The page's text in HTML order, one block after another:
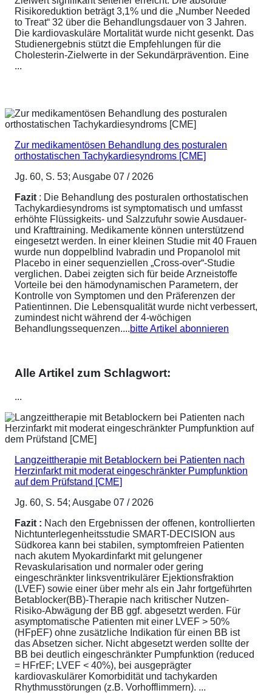
Risikoreduktion beträgt 3,1% und die „Number Needed
to Treat“ 32 über die Behandlungsdauer von 3 Jahren.
Die kardiovaskuläre Mortalität wurde nicht gesenkt. Das
Studienergebnis stützt die Empfehlungen für die
Cholesterin-Zielwerte in der Sekundärprävention. Eine
...
Zur medikamentösen Behandlung des posturalen
orthostatischen Tachykardiesyndroms [CME]
Jg. 60, S. 53; Ausgabe 07 / 2026
Fazit : Die Behandlung des posturalen orthostatischen
Tachykardiesyndroms ist symptomatisch und umfasst
erhöhte Flüssigkeits- und Salzzufuhr sowie Ausdauer-
und Krafttraining. Medikamente können unterstützend
eingesetzt werden. In einer kleinen Studie mit 40 Frauen
wurde nun doppelblind Ivabradin und Propanolol mit
Placebo in einer sequenziellen „Cross-over“-Studie
verglichen. Dabei zeigten sich für beide Arzneistoffe
Vorteile bei den hämodynamischen Parametern, der
Kontrolle von Symptomen und den Präferenzen der
Patientinnen. Die Lebensqualität wurde nicht verbessert,
zumindest nicht während der 4-wöchigen
Behandlungssequenzen....bitte Artikel abonnieren
Alle Artikel zum Schlagwort:
...
Langzeittherapie mit Betablockern bei Patienten nach
Herzinfarkt mit moderat eingeschränkter Pumpfunktion
auf dem Prüfstand [CME]
Jg. 60, S. 54; Ausgabe 07 / 2026
Fazit : Nach den Ergebnissen der offenen, kontrollierten
Nichtunterlegenheitsstudie SMART-DECISION aus
Südkorea kann bei stabilen, symptomfreien Patienten
nach akutem Myokardinfarkt mit gelungener
Revaskularisation und normaler oder gering
eingeschränkter linksventrikulärer Ejektionsfraktion
(LVEF) sowie einer über mehr als ein Jahr fortgeführten
Betablocker(BB)-Therapie nach kritischer Nutzen-
Risiko-Abwägung der BB ggf. abgesetzt werden. Für
asymptomatische Patienten mit einer LVEF > 50%
(HFpEF) ohne zusätzliche Indikation für einen BB ist
das Absetzen sicher. Nicht abgesetzt werden sollte der
BB bei deutlich eingeschränkter Pumpfunktion (reduced
= HFrEF; LVEF < 40%), bei ausgeprägter
kardiovaskulärer Komorbidität und tachykarden
Rhythmusstörungen (z.B. Vorhofflimmern). ...